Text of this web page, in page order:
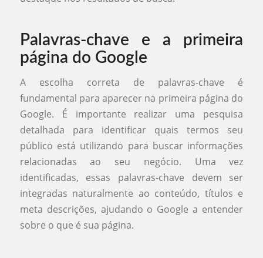
Palavras-chave e a primeira
página do Google
A escolha correta de palavras-chave é
fundamental para aparecer na primeira página do
Google. É importante realizar uma pesquisa
detalhada para identificar quais termos seu
público está utilizando para buscar informações
relacionadas ao seu negócio. Uma vez
identificadas, essas palavras-chave devem ser
integradas naturalmente ao conteúdo, títulos e
meta descrições, ajudando o Google a entender
sobre o que é sua página.